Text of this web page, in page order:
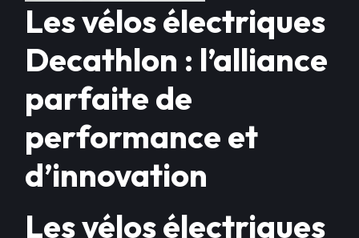
Les vélos électriques
Decathlon : l’alliance
parfaite de
performance et
d’innovation
Les vélos électriques